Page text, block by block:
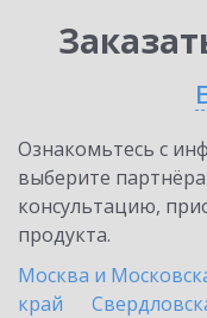
Ознакомьтесь с
выберите
консультацию,
продукта.
Москва и
край